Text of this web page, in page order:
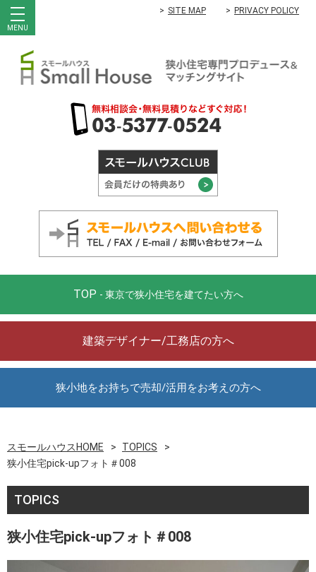
MENU
SITE MAP PRIVACY POLICY
TOP - 東京で狭小住宅を建てたい方へ
建築デザイナー/工務店の方へ
狭小地をお持ちで売却/活用をお考えの方へ
スモールハウスHOME
TOPICS
狭小住宅pick-upフォト＃008
TOPICS
狭小住宅pick-upフォト＃008